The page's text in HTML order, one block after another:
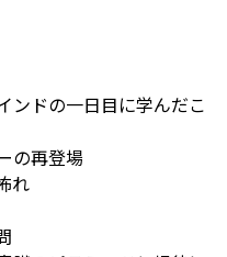
ンドの一日目に学んだこ
の再登場
れ